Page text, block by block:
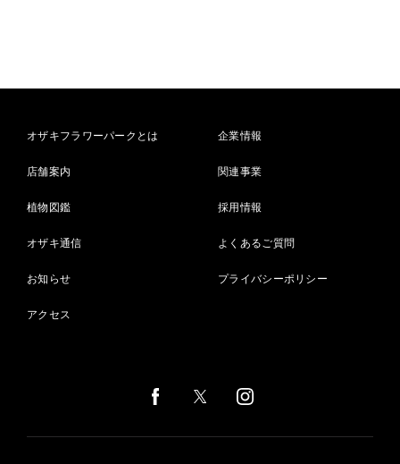
オザキフラワーパークとは
店舗案内
植物図鑑
オザキ通信
お知らせ
アクセス
企業情報
関連事業
採用情報
よくあるご質問
プライバシーポリシー